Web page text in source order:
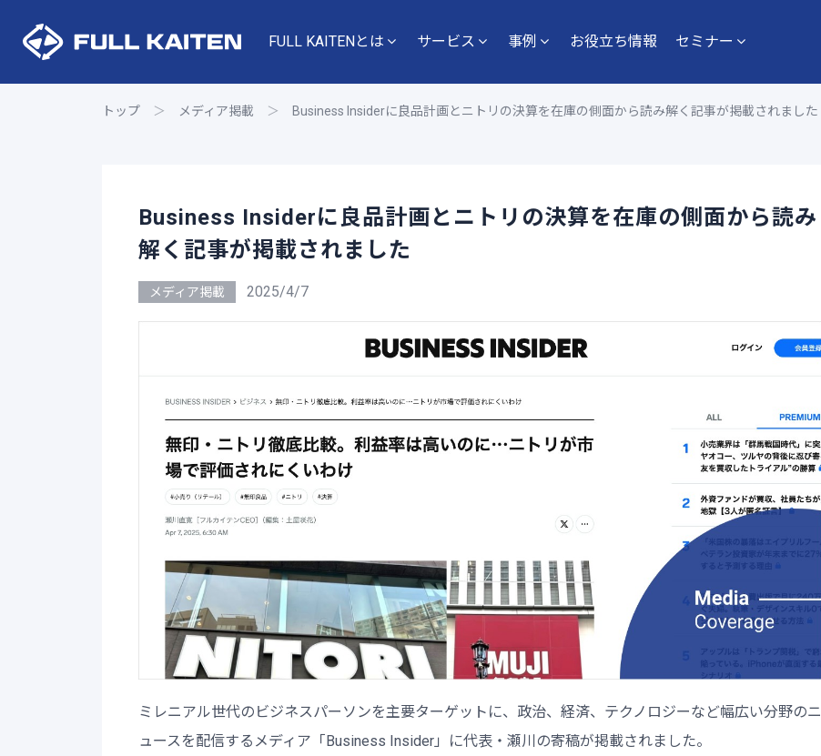
FULL KAITENとは サービス 事例 お役立ち情報 セミナー
トップ ＞ メディア掲載 ＞ Business Insiderに良品計画とニトリの決算を在庫の側面から読み解く記事が掲載されました
Business Insiderに良品計画とニトリの決算を在庫の側面から読み
解く記事が掲載されました
メディア掲載 2025/4/7
ミレニアル世代のビジネスパーソンを主要ターゲットに、政治、経済、テクノロジーなど幅広い分野のニ
ュースを配信するメディア「Business Insider」に代表・瀬川の寄稿が掲載されました。